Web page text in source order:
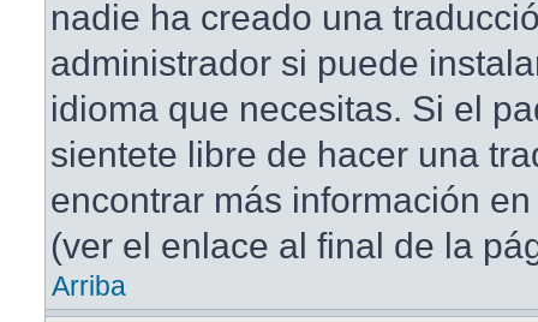
nadie ha creado una
administrador si puede
idioma que necesitas. Si el
sientete libre de hacer una
encontrar más información
(ver el enlace al final de la
Arriba